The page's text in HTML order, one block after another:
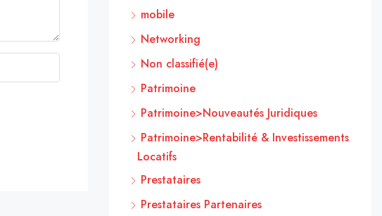
mobile
Networking
Non classifié(e)
Patrimoine
Patrimoine>Nouveautés Juridiques
Patrimoine>Rentabilité & Investissements
Locatifs
Prestataires
Prestataires Partenaires